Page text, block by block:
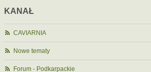
KANAŁ
CAVIARNIA
Nowe tematy
Forum - Podkarpackie